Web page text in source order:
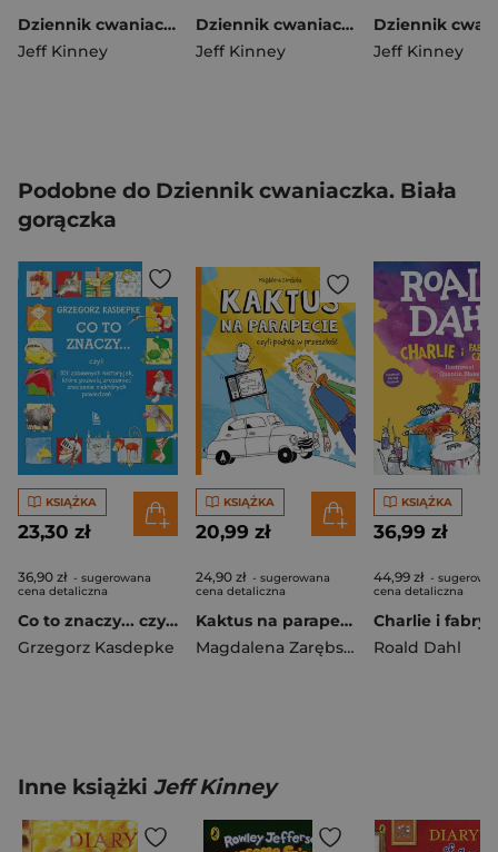
Dziennik cwaniaczka 12 No to lecimy
Jeff Kinney
Dziennik cwaniaczka Zezowate szczęście
Jeff Kinney
Jeff Kinney
Podobne do Dziennik cwaniaczka. Biała
gorączka
KSIĄŻKA
23,30 zł
36,90 zł - sugerowana
cena detaliczna
Co to znaczy... czyli 101 zabawnych historyjek, które pozwolą zrozumieć znaczenie niektórych powiedzeń
Grzegorz Kasdepke
KSIĄŻKA
20,99 zł
24,90 zł - sugerowana
cena detaliczna
Kaktus na parapecie
Magdalena Zarębska
KSIĄŻKA
36,99 zł
44,99 zł -
cena detaliczna
Roald Dahl
Inne książki Jeff Kinney